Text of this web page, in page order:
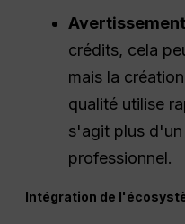
crédits, cela
mais la
qualité utilise
s'agit plus d'un
professionnel.
Intégration de